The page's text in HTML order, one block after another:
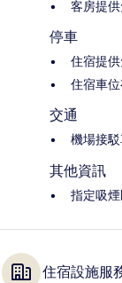
客房提
停車
住宿提
住宿車
交通
機場接
其他資訊
指定吸
住宿設施服